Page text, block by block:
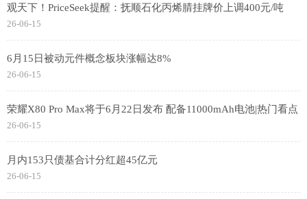
观天下！PriceSeek提醒：抚顺石化丙烯腈挂牌价上调400元/吨
26-06-15
6月15日被动元件概念板块涨幅达8%
26-06-15
荣耀X80 Pro Max将于6月22日发布 配备11000mAh电池|热门看点
26-06-15
月内153只债基合计分红超45亿元
26-06-15